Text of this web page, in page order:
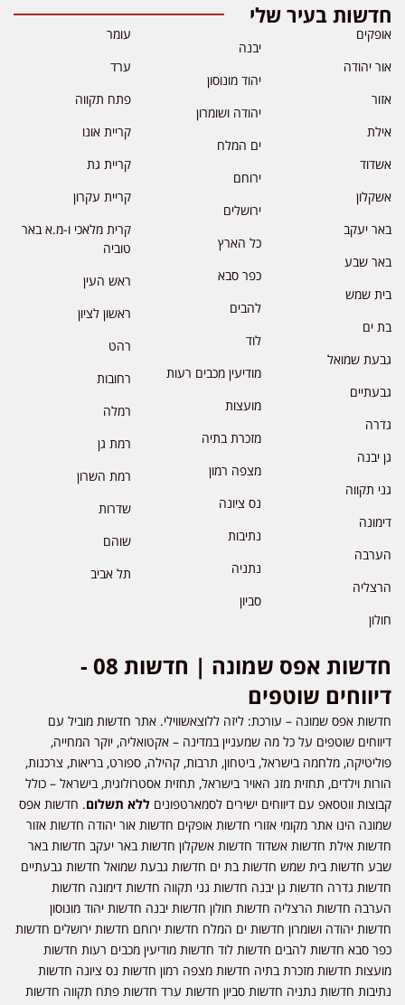
חדשות בעיר שלי
אופקים
אור יהודה
אזור
אילת
אשדוד
אשקלון
באר יעקב
באר שבע
בית שמש
בת ים
גבעת שמואל
גבעתיים
גדרה
גן יבנה
גני תקווה
דימונה
הערבה
הרצליה
חולון
יבנה
יהוד מונוסון
יהודה ושומרון
ים המלח
ירוחם
ירושלים
כל הארץ
כפר סבא
להבים
לוד
מודיעין מכבים רעות
מועצות
מזכרת בתיה
מצפה רמון
נס ציונה
נתיבות
נתניה
סביון
עומר
ערד
פתח תקווה
קריית אונו
קריית גת
קריית עקרון
קרית מלאכי ו-מ.א באר
טוביה
ראש העין
ראשון לציון
רהט
רחובות
רמלה
רמת גן
רמת השרון
שדרות
שוהם
תל אביב
חדשות אפס שמונה | חדשות 08 -
דיווחים שוטפים
חדשות אפס שמונה – עורכת: ליזה ללוצאשווילי. אתר חדשות מוביל עם
דיווחים שוטפים על כל מה שמעניין במדינה – אקטואליה, יוקר המחייה,
פוליטיקה, מלחמה בישראל, ביטחון, תרבות, קהילה, ספורט, בריאות, צרכנות,
הורות וילדים, תחזית מזג האויר בישראל, תחזית אסטרולוגית, בישראל – כולל
קבוצות ווטסאפ עם דיווחים ישירים לסמארטפונים ללא תשלום. חדשות אפס
שמונה הינו אתר מקומי אזורי חדשות אופקים חדשות אור יהודה חדשות אזור
חדשות אילת חדשות אשדוד חדשות אשקלון חדשות באר יעקב חדשות באר
שבע חדשות בית שמש חדשות בת ים חדשות גבעת שמואל חדשות גבעתיים
חדשות גדרה חדשות גן יבנה חדשות גני תקווה חדשות דימונה חדשות
הערבה חדשות הרצליה חדשות חולון חדשות יבנה חדשות יהוד מונוסון
חדשות יהודה ושומרון חדשות ים המלח חדשות ירוחם חדשות ירושלים חדשות
כפר סבא חדשות להבים חדשות לוד חדשות מודיעין מכבים רעות חדשות
מועצות חדשות מזכרת בתיה חדשות מצפה רמון חדשות נס ציונה חדשות
נתיבות חדשות נתניה חדשות סביון חדשות ערד חדשות פתח תקווה חדשות